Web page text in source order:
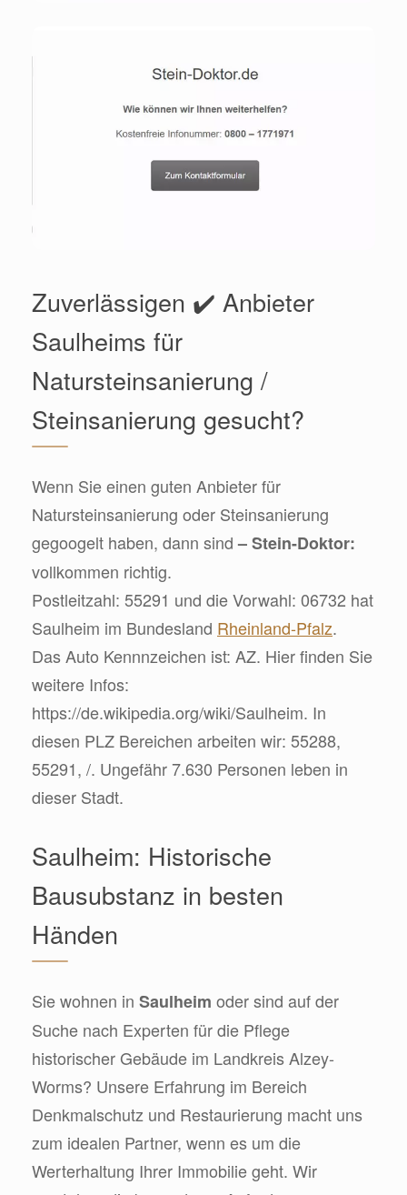
Zuverlässigen ✔️ Anbieter
Saulheims für
Natursteinsanierung /
Steinsanierung gesucht?
Wenn Sie einen guten Anbieter für
Natursteinsanierung oder Steinsanierung
gegoogelt haben, dann sind– Stein-Doktor:
vollkommen richtig.
Postleitzahl: 55291 und die Vorwahl: 06732 hat
Saulheim im Bundesland Rheinland-Pfalz.
Das Auto Kennnzeichen ist: AZ. Hier finden Sie
weitere Infos:
https://de.wikipedia.org/wiki/Saulheim. In
diesen PLZ Bereichen arbeiten wir: 55288,
55291, /. Ungefähr 7.630 Personen leben in
dieser Stadt.
Saulheim: Historische
Bausubstanz in besten
Händen
Sie wohnen in Saulheim oder sind auf der
Suche nach Experten für die Pflege
historischer Gebäude im Landkreis Alzey-
Worms? Unsere Erfahrung im Bereich
Denkmalschutz und Restaurierung macht uns
zum idealen Partner, wenn es um die
Werterhaltung Ihrer Immobilie geht. Wir